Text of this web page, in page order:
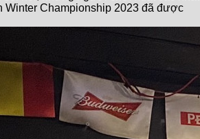
Winter Championship 2023 đã được